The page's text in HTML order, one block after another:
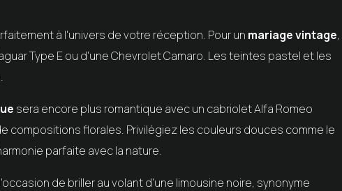
à l'univers de votre réception. Pour un mariage vintage,
Type E ou d'une Chevrolet Camaro. Les teintes pastel et les
sera encore plus romantique avec un cabriolet Alfa Romeo
compositions florales. Privilégiez les couleurs douces comme le
parfaite avec la nature.
de briller au volant d'une limousine noire, synonyme